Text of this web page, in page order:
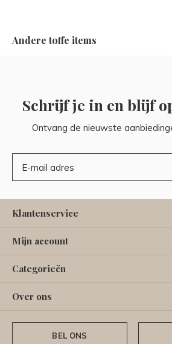
Andere toffe items
Schrijf je in en blijf
Ontvang de nieuwste
Klantenservice
Mijn account
Categorieën
Over ons
BEL ONS